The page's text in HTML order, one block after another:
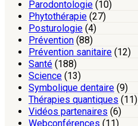
Parodontologie (10)
Phytothérapie (27)
Posturologie (4)
Prévention (88)
Prévention sanitaire (12)
Santé (188)
Science (13)
Symbolique dentaire (9)
Thérapies quantiques (11)
Vidéos partenaires (6)
Webconférences (11)